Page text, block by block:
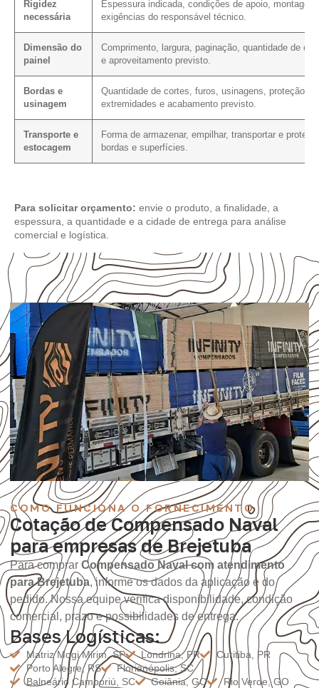
Rigidez
necessária
Espessura indicada, condições de apoio, montagem
exigências do responsável técnico.
Dimensão do
painel
Comprimento, largura, paginação, quantidade de
e aproveitamento previsto.
Bordas e
usinagem
Quantidade de cortes, furos, usinagens, proteção
extremidades e acabamento previsto.
Transporte e
estocagem
Forma de armazenar, empilhar, transportar e
bordas e superfícies.
Para solicitar orçamento: envie o produto, a finalidade, a
espessura, a quantidade e a cidade de entrega para análise
comercial e logística.
COMO FUNCIONA O FORNECIMENTO
Cotação de Compensado Naval
para empresas de Brejetuba
Para comprar Compensado Naval com atendimento
para Brejetuba, informe os dados da aplicação e do
pedido. Nossa equipe verifica disponibilidade, condição
comercial, prazo e possibilidades de entrega.
Bases Logísticas:
Matriz Mogi Mirim, SP Londrina, PR
Curitiba, PR
Porto Alegre, RS
Florianópolis, SC
Balneário Camboriú, SC
Goiânia, GO
Rio Verde, GO